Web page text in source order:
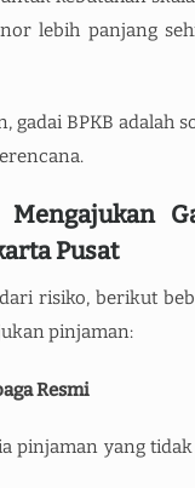
lebih panjang
gadai BPKB adalah
Pusat
risiko, berikut
pinjaman:
Resmi
pinjaman yang